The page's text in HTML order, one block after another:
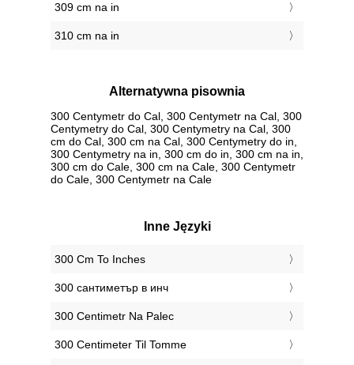
309 cm na in
310 cm na in
Alternatywna pisownia
300 Centymetr do Cal, 300 Centymetr na Cal, 300
Centymetry do Cal, 300 Centymetry na Cal, 300
cm do Cal, 300 cm na Cal, 300 Centymetry do in,
300 Centymetry na in, 300 cm do in, 300 cm na in,
300 cm do Cale, 300 cm na Cale, 300 Centymetr
do Cale, 300 Centymetr na Cale
Inne Języki
‎300 Cm To Inches
‎300 сантиметър в инч
‎300 Centimetr Na Palec
‎300 Centimeter Til Tomme